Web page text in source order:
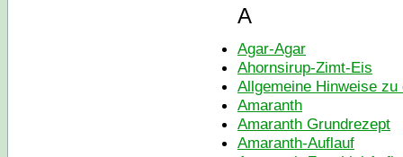
A
Agar-Agar
Ahornsirup-Zimt-Eis
Allgemeine Hinweise zu
Amaranth
Amaranth Grundrezept
Amaranth-Auflauf